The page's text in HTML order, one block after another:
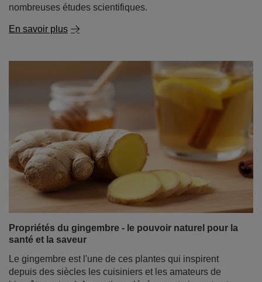
nombreuses études scientifiques.
En savoir plus
Propriétés du gingembre - le pouvoir naturel pour la
santé et la saveur
Le gingembre est l'une de ces plantes qui inspirent
depuis des siècles les cuisiniers et les amateurs de